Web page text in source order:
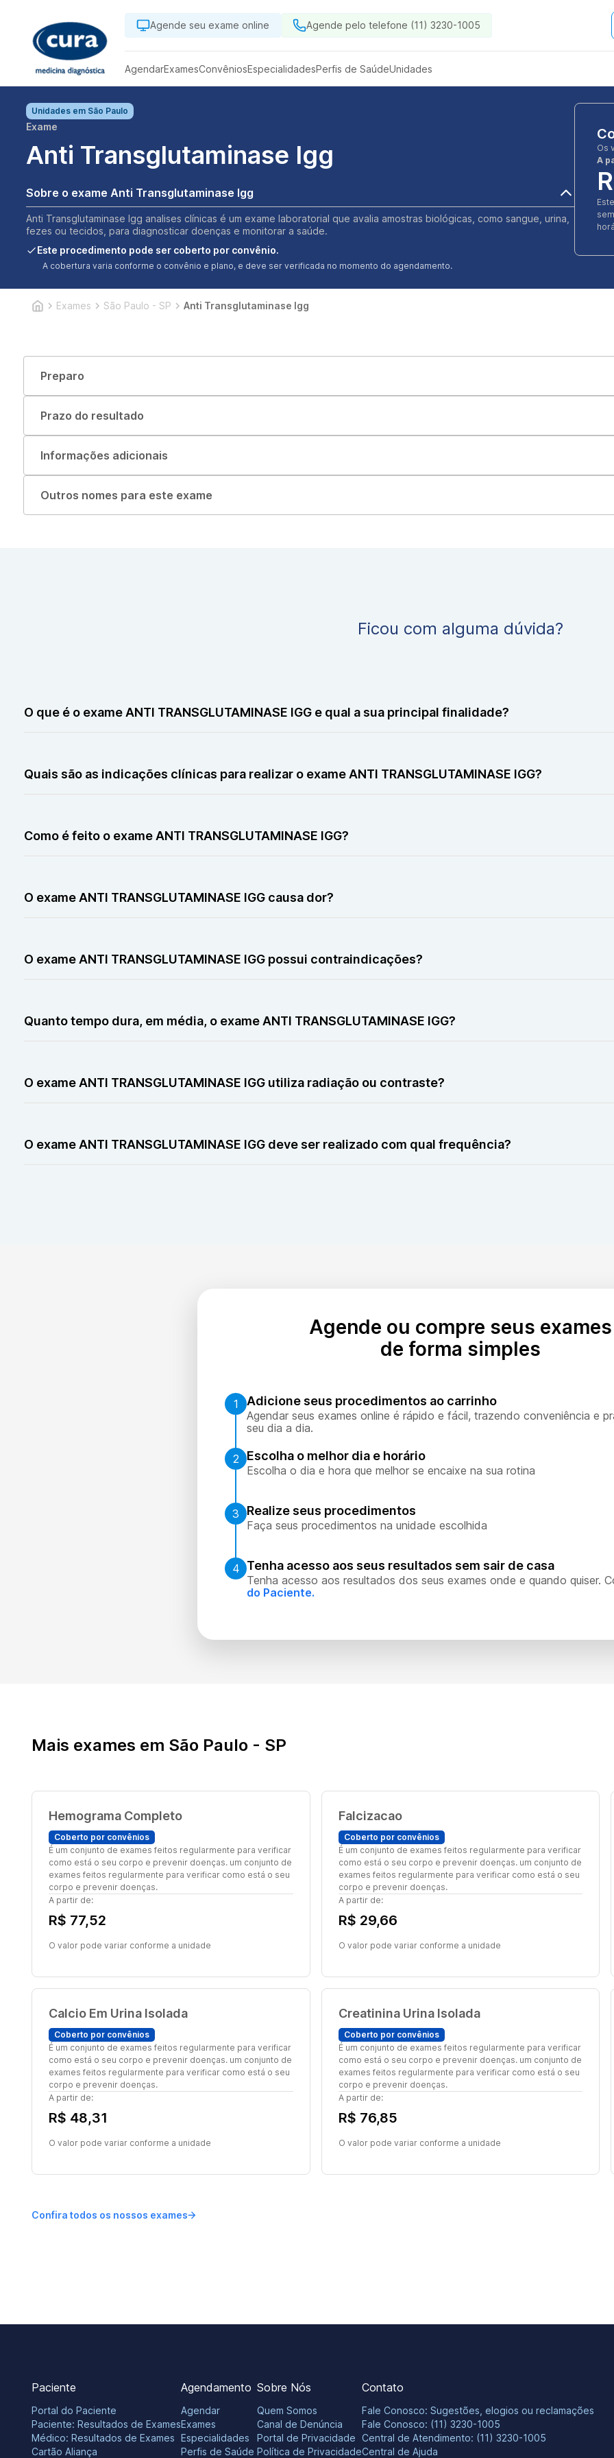
Agende seu exame online Agende pelo telefone (11) 3230-1005
AgendarExamesConvêniosEspecialidadesPerfis de SaúdeUnidades
Unidades em São Paulo
Exame
Anti Transglutaminase Igg
Sobre o exame Anti Transglutaminase Igg
Anti Transglutaminase Igg analises clínicas é um exame laboratorial que avalia amostras biológicas, como sangue, urina,
fezes ou tecidos, para diagnosticar doenças e monitorar a saúde.
Este procedimento pode ser coberto por convênio.
A cobertura varia conforme o convênio e plano, e deve ser verificada no momento do agendamento.
Os
A
Exames São Paulo - SP Anti Transglutaminase Igg
Preparo
Prazo do resultado
Informações adicionais
Outros nomes para este exame
Ficou com alguma dúvida?
O que é o exame ANTI TRANSGLUTAMINASE IGG e qual a sua principal finalidade?
de doenças autoimunes, infecciosas ou alterações do sistema imunológico.
Quais são as indicações clínicas para realizar o exame ANTI TRANSGLUTAMINASE IGG?
já diagnosticadas, conforme orientação médica.
Como é feito o exame ANTI TRANSGLUTAMINASE IGG?
procedimento simples e seguro.
O exame ANTI TRANSGLUTAMINASE IGG causa dor?
O exame ANTI TRANSGLUTAMINASE IGG possui contraindicações?
responsável.
Quanto tempo dura, em média, o exame ANTI TRANSGLUTAMINASE IGG?
O exame ANTI TRANSGLUTAMINASE IGG utiliza radiação ou contraste?
O exame ANTI TRANSGLUTAMINASE IGG deve ser realizado com qual frequência?
Agende ou compre seus exames
de forma simples
1 Adicione seus procedimentos ao carrinho
Agendar seus exames online é rápido e fácil, trazendo conveniência e
seu dia a dia.
2 Escolha o melhor dia e horário
Escolha o dia e hora que melhor se encaixe na sua rotina
3 Realize seus procedimentos
Faça seus procedimentos na unidade escolhida
4 Tenha acesso aos seus resultados sem sair de casa
Tenha acesso aos resultados dos seus exames onde e quando quiser.
do Paciente.
Mais exames em São Paulo - SP
Hemograma Completo
Coberto por convênios
É um conjunto de exames feitos regularmente para verificar
como está o seu corpo e prevenir doenças. um conjunto de
exames feitos regularmente para verificar como está o seu
corpo e prevenir doenças.
A partir de:
R$ 77,52
O valor pode variar conforme a unidade
Falcizacao
Coberto por convênios
É um conjunto de exames feitos regularmente para verificar
como está o seu corpo e prevenir doenças. um conjunto de
exames feitos regularmente para verificar como está o seu
corpo e prevenir doenças.
A partir de:
R$ 29,66
O valor pode variar conforme a unidade
Calcio Em Urina Isolada
Coberto por convênios
É um conjunto de exames feitos regularmente para verificar
como está o seu corpo e prevenir doenças. um conjunto de
exames feitos regularmente para verificar como está o seu
corpo e prevenir doenças.
A partir de:
R$ 48,31
O valor pode variar conforme a unidade
Creatinina Urina Isolada
Coberto por convênios
É um conjunto de exames feitos regularmente para verificar
como está o seu corpo e prevenir doenças. um conjunto de
exames feitos regularmente para verificar como está o seu
corpo e prevenir doenças.
A partir de:
R$ 76,85
O valor pode variar conforme a unidade
Confira todos os nossos exames
Paciente
Portal do Paciente
Paciente: Resultados de Exames
Médico: Resultados de Exames
Cartão Aliança
Agendamento
Agendar
Exames
Especialidades
Perfis de Saúde
Sobre Nós
Quem Somos
Canal de Denúncia
Portal de Privacidade
Política de Privacidade
Contato
Fale Conosco: Sugestões, elogios ou reclamações
Fale Conosco: (11) 3230-1005
Central de Atendimento: (11) 3230-1005
Central de Ajuda